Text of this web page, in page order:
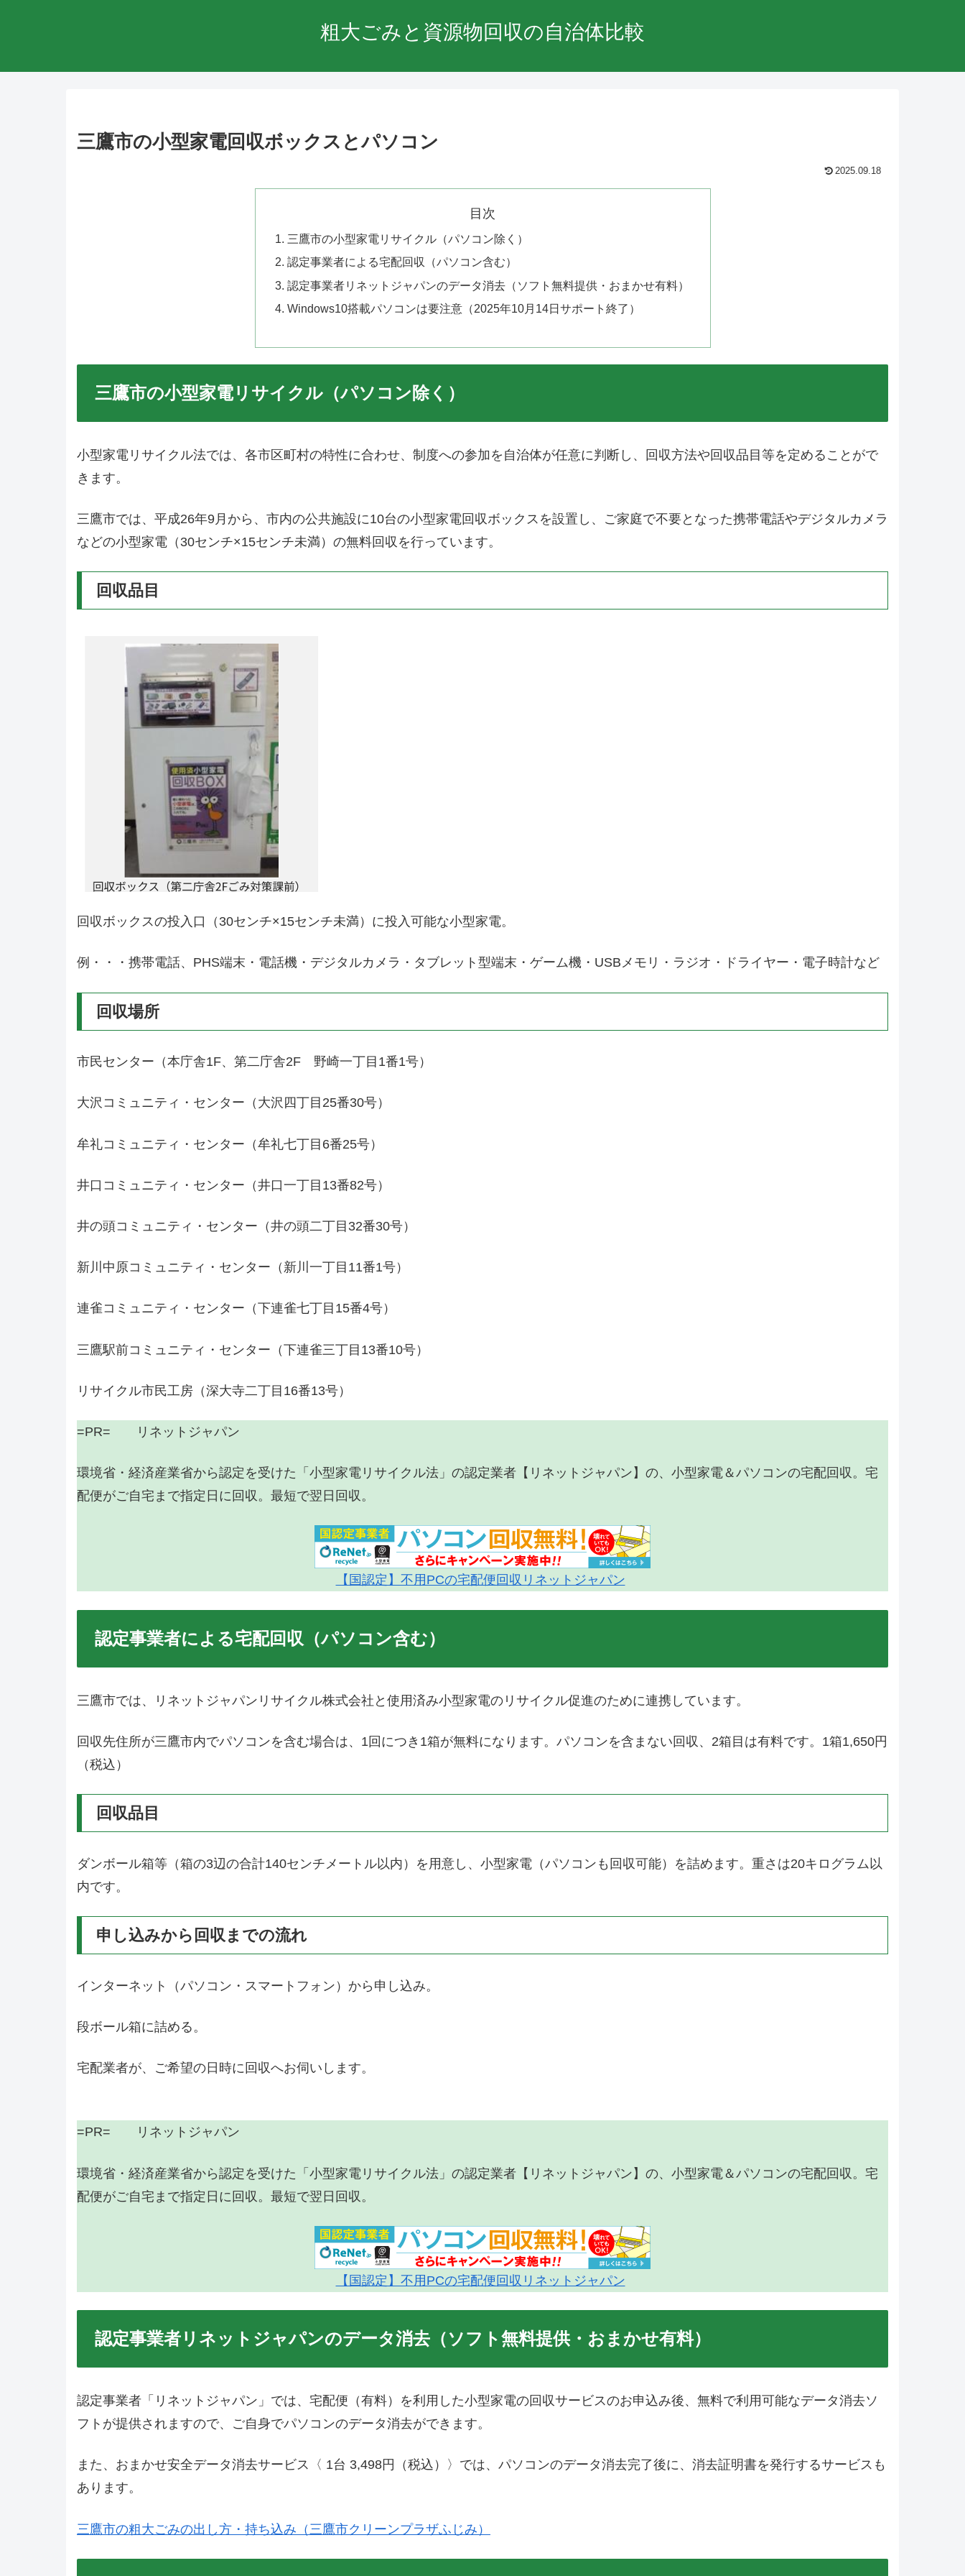
粗大ごみと資源物回収の自治体比較
三鷹市の小型家電回収ボックスとパソコン
2025.09.18
目次
三鷹市の小型家電リサイクル（パソコン除く）
認定事業者による宅配回収（パソコン含む）
認定事業者リネットジャパンのデータ消去（ソフト無料提供・おまかせ有料）
Windows10搭載パソコンは要注意（2025年10月14日サポート終了）
三鷹市の小型家電リサイクル（パソコン除く）
小型家電リサイクル法では、各市区町村の特性に合わせ、制度への参加を自治体が任意に判断し、回収方法や回収品目等を定めることがで
きます。
三鷹市では、平成26年9月から、市内の公共施設に10台の小型家電回収ボックスを設置し、ご家庭で不要となった携帯電話やデジタルカメラ
などの小型家電（30センチ×15センチ未満）の無料回収を行っています。
回収品目
回収ボックスの投入口（30センチ×15センチ未満）に投入可能な小型家電。
例・・・携帯電話、PHS端末・電話機・デジタルカメラ・タブレット型端末・ゲーム機・USBメモリ・ラジオ・ドライヤー・電子時計など
回収場所
市民センター（本庁舎1F、第二庁舎2F 野崎一丁目1番1号）
大沢コミュニティ・センター（大沢四丁目25番30号）
牟礼コミュニティ・センター（牟礼七丁目6番25号）
井口コミュニティ・センター（井口一丁目13番82号）
井の頭コミュニティ・センター（井の頭二丁目32番30号）
新川中原コミュニティ・センター（新川一丁目11番1号）
連雀コミュニティ・センター（下連雀七丁目15番4号）
三鷹駅前コミュニティ・センター（下連雀三丁目13番10号）
リサイクル市民工房（深大寺二丁目16番13号）
=PR= リネットジャパン
環境省・経済産業省から認定を受けた「小型家電リサイクル法」の認定業者【リネットジャパン】の、小型家電＆パソコンの宅配回収。宅
配便がご自宅まで指定日に回収。最短で翌日回収。
【国認定】不用PCの宅配便回収リネットジャパン
認定事業者による宅配回収（パソコン含む）
三鷹市では、リネットジャパンリサイクル株式会社と使用済み小型家電のリサイクル促進のために連携しています。
回収先住所が三鷹市内でパソコンを含む場合は、1回につき1箱が無料になります。パソコンを含まない回収、2箱目は有料です。1箱1,650円
（税込）
回収品目
ダンボール箱等（箱の3辺の合計140センチメートル以内）を用意し、小型家電（パソコンも回収可能）を詰めます。重さは20キログラム以
内です。
申し込みから回収までの流れ
インターネット（パソコン・スマートフォン）から申し込み。
段ボール箱に詰める。
宅配業者が、ご希望の日時に回収へお伺いします。
=PR= リネットジャパン
環境省・経済産業省から認定を受けた「小型家電リサイクル法」の認定業者【リネットジャパン】の、小型家電＆パソコンの宅配回収。宅
配便がご自宅まで指定日に回収。最短で翌日回収。
【国認定】不用PCの宅配便回収リネットジャパン
認定事業者リネットジャパンのデータ消去（ソフト無料提供・おまかせ有料）
認定事業者「リネットジャパン」では、宅配便（有料）を利用した小型家電の回収サービスのお申込み後、無料で利用可能なデータ消去ソ
フトが提供されますので、ご自身でパソコンのデータ消去ができます。
また、おまかせ安全データ消去サービス〈 1台 3,498円（税込）〉では、パソコンのデータ消去完了後に、消去証明書を発行するサービスも
あります。
三鷹市の粗大ごみの出し方・持ち込み（三鷹市クリーンプラザふじみ）